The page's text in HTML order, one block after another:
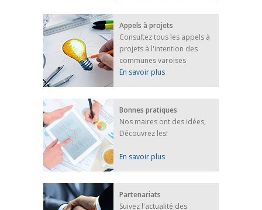
25 avril 2022
Afin d’accompagner au mieux les réfugiés
ukrainiens arrivés en France,...
FEUILLETER
Appels à projets
Consultez tous les appels à
projets à l'intention des
communes varoises
En savoir plus
Bonnes pratiques
Nos maires ont des idées,
Découvrez les!
En savoir plus
Partenariats
Suivez l'actualité des